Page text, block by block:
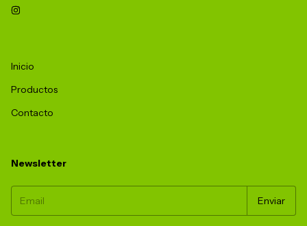
Inicio
Productos
Contacto
Newsletter